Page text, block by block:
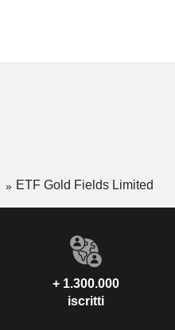
ETF Gold Fields Limited
+ 1.300.000
iscritti